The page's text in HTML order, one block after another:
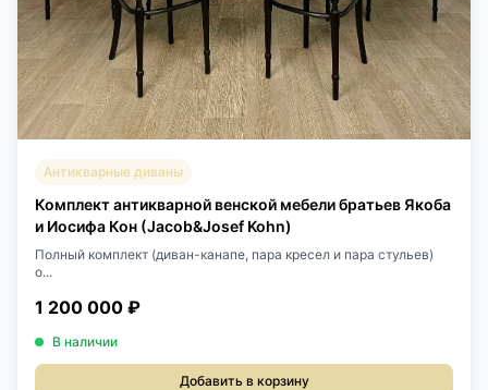
Антикварные диваны
Комплект антикварной венской мебели братьев Якоба
и Иосифа Кон (Jacob&Josef Kohn)
Полный комплект (диван-канапе, пара кресел и пара стульев)
о...
1 200 000 ₽
В наличии
Добавить в корзину